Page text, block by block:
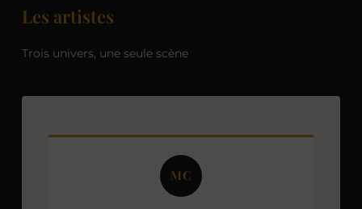
Les artistes
Trois univers, une seule scène
MC